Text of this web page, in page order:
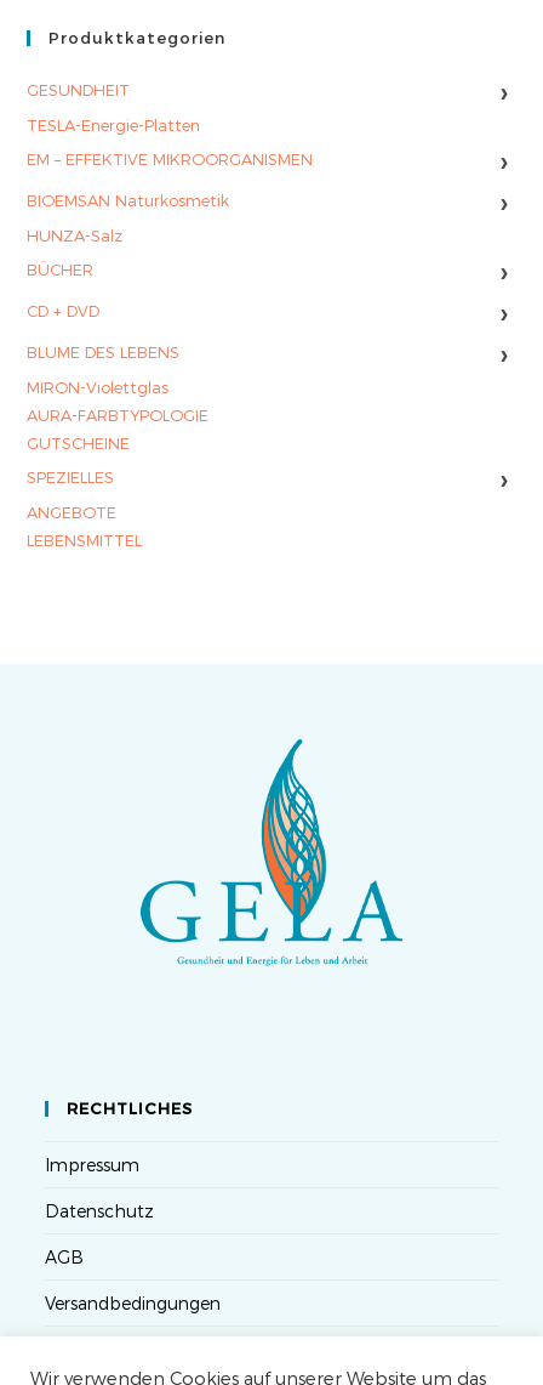
Produktkategorien
GESUNDHEIT ›
TESLA-Energie-Platten
EM – EFFEKTIVE MIKROORGANISMEN
›
BIOEMSAN Naturkosmetik ›
HUNZA-Salz
BÜCHER
›
CD + DVD ›
BLUME DES LEBENS ›
MIRON-Violettglas
AURA-FARBTYPOLOGIE
GUTSCHEINE
SPEZIELLES
›
ANGEBOTE
LEBENSMITTEL
RECHTLICHES
Impressum
Datenschutz
AGB
Versandbedingungen
Wir verwenden Cookies auf unserer Website um das